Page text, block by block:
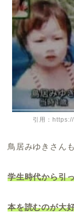
引用：
鳥居みゆきさん
学生時代から引
本を読むのが大